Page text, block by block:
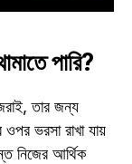
পারি?
তার জন্য
ওপর ভরসা রাখা যায়
নিজের আর্থিক